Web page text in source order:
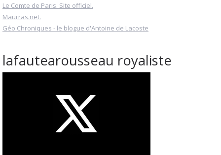
Le Comte de Paris. Site officiel.
Maurras.net.
Géo Chroniques - le blogue d'Antoine de Lacoste
lafautearousseau royaliste